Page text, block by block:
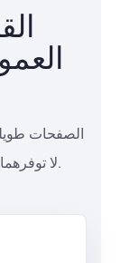
الصفحات
لا توفرهما صفحات القصص المصورة التقليدية.